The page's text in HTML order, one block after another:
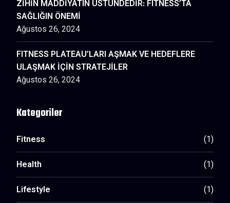
ZİHİN MADDİYATIN ÜSTÜNDEDİR: FITNESS’TA
SAĞLIĞIN ÖNEMİ
Ağustos 26, 2024
FITNESS PLATEAU’LARI AŞMAK VE HEDEFLERE
ULAŞMAK İÇİN STRATEJİLER
Ağustos 26, 2024
Kategoriler
Fitness
(1)
Health
(1)
Lifestyle
(1)